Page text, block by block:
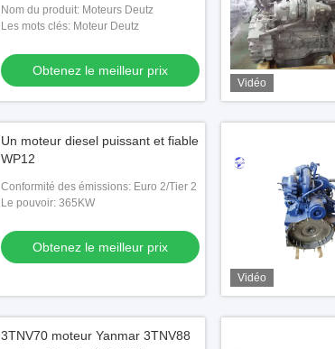
Nom du produit: Moteurs Deutz
Les mots clés: Moteur Deutz
Obtenez le meilleur prix
Vidéo
Un moteur diesel puissant et fiable
WP12
Conformité des émissions: Euro 2/Tier 2
Le pouvoir: 365KW
Obtenez le meilleur prix
Vidéo
3TNV70 moteur Yanmar 3TNV88